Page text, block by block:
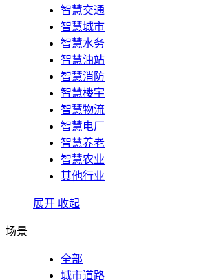
智慧交通
智慧城市
智慧水务
智慧油站
智慧消防
智慧楼宇
智慧物流
智慧电厂
智慧养老
智慧农业
其他行业
展开 收起
场景
全部
城市道路